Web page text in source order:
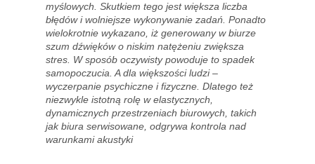
myślowych. Skutkiem tego jest większa liczba
błędów i wolniejsze wykonywanie zadań. Ponadto
wielokrotnie wykazano, iż generowany w biurze
szum dźwięków o niskim natężeniu zwiększa
stres. W sposób oczywisty powoduje to spadek
samopoczucia. A dla większości ludzi –
wyczerpanie psychiczne i fizyczne. Dlatego też
niezwykle istotną rolę w elastycznych,
dynamicznych przestrzeniach biurowych, takich
jak biura serwisowane, odgrywa kontrola nad
warunkami akustyki